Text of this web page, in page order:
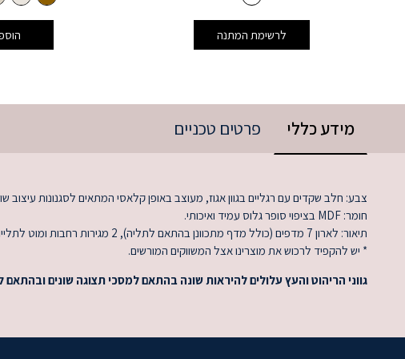
לרשימת המתנה
מידע כללי פרטים טכניים
צבע: חלב שקדים עם רגליים בגוון אגוז, מעוצב באופן קלאסי המתאים לסגנונות עיצוב
חומר: MDF בציפוי סופר גלוס עמיד ואיכותי.
תיאור: לארון 7 מדפים (כולל מדף מתכוונן בהתאם לתליה), 2 מגירות רחבות ומוט לתלייה
* יש להקפיד לרכוש את מוצרינו אצל המשווקים המורשים.
גווני הריהוט והעץ עלולים להיראות שונה בהתאם למסכי תצוגה שוניםובהתאם